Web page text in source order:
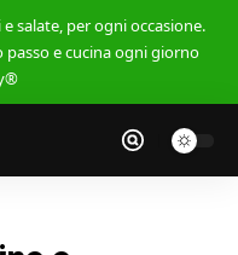
salate, per ogni occasione.
passo e cucina ogni giorno